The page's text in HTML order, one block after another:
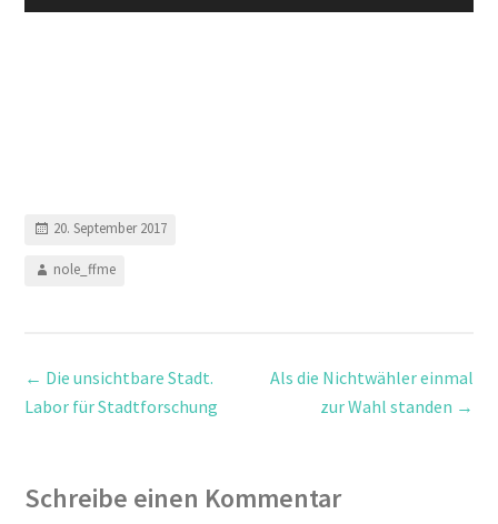
20. September 2017
nole_ffme
← Die unsichtbare Stadt.
Labor für Stadtforschung
Als die Nichtwähler einmal
zur Wahl standen →
Schreibe einen Kommentar